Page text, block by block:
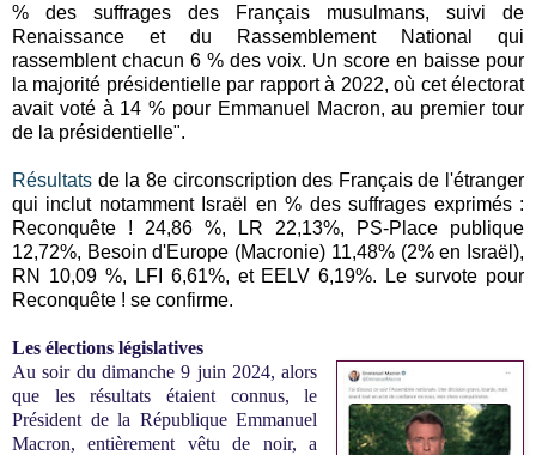
% des suffrages des Français musulmans, suivi de
Renaissance et du Rassemblement National qui
rassemblent chacun 6 % des voix. Un score en baisse pour
la majorité présidentielle par rapport à 2022, où cet électorat
avait voté à 14 % pour Emmanuel Macron, au premier tour
de la présidentielle".
Résultats de la 8e circonscription des Français de l'étranger
qui inclut notamment Israël en % des suffrages exprimés :
Reconquête ! 24,86 %, LR 22,13%, PS-Place publique
12,72%, Besoin d'Europe (Macronie) 11,48% (2% en Israël),
RN 10,09 %, LFI 6,61%, et EELV 6,19%. Le survote pour
Reconquête ! se confirme.
Les élections législatives
Au soir du dimanche 9 juin 2024, alors
que les résultats étaient connus, le
Président de la République Emmanuel
Macron, entièrement vêtu de noir, a